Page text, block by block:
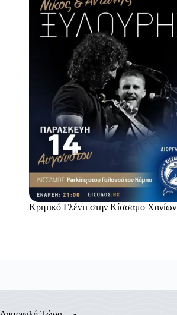
Κρητικό Γλέντι στην Κίσσαμο Χανίων